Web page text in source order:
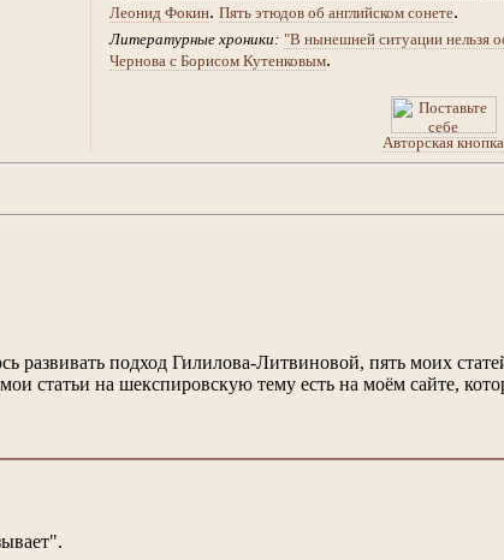
Леонид Фокин. Пять этюдов об английском сонете.
Литературные хроники: "В нынешней ситуации нельзя
Чернова с Борисом Кутенковым.
Авторская кнопка
подход Гилилова-Литвиновой, пять моих
статьи на шекспировскую тему есть на моём сайте,